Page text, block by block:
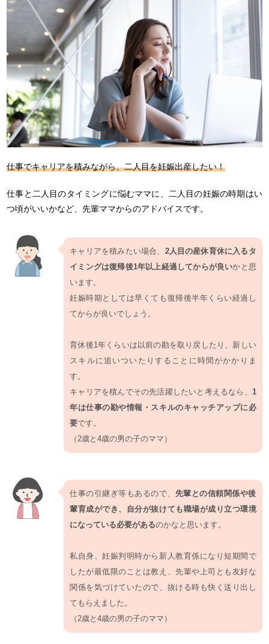
仕事でキャリアを積みながら、二人目を妊娠出産したい！
仕事と二人目のタイミングに悩むママに、二人目の妊娠の時期はい
つ頃がいいかなど、先輩ママからのアドバイスです。
キャリアを積みたい場合、 2人目の産休育休に入るタ
イミングは復帰後1年以上経過してからが良いかと思
います。
妊娠時期としては早くても復帰後半年くらい経過し
てからが良いでしょう。
育休後1年くらいは以前の勘を取り戻したり、新しい
スキルに追いついたりすることに時間がかかりま
す。
キャリアを積んでその先活躍したいと考えるなら、 1
年は仕事の勘や情報・スキルのキャッチアップに必
要です。
（2歳と4歳の男の子のママ）
仕事の引継ぎ等もあるので、 先輩との信頼関係や後
輩育成ができ、自分が抜けても職場が成り立つ環境
になっている必要があるのかなと思います。
私自身、妊娠判明時から新人教育係になり短期間で
したが最低限のことは教え、先輩や上司とも友好な
関係を気づけていたので、抜ける時も快く送り出し
てもらえました。
（2歳と4歳の男の子のママ）